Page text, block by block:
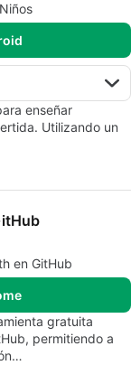
enseñar
Utilizando un
en GitHub
gratuita
permitiendo a